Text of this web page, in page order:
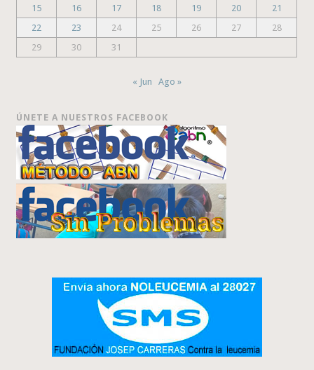
15
16 17 18 19 20
21
22
23 24 25 26 27
28
29
30 31
« Jun Ago »
ÚNETE A NUESTROS FACEBOOK